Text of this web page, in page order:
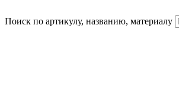
Поиск по артикулу, названию, материалу